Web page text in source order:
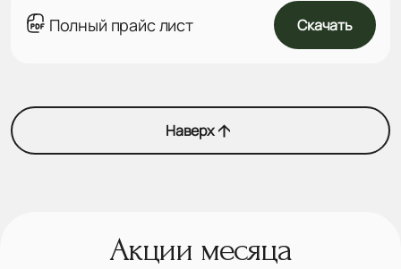
Полный прайс лист Скачать
Наверх
Акции месяца